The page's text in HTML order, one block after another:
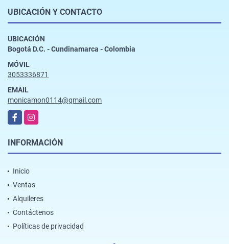
UBICACIÓN Y CONTACTO
UBICACIÓN
Bogotá D.C. - Cundinamarca - Colombia
MÓVIL
3053336871
EMAIL
monicamon0114@gmail.com
FacebookInstagram
INFORMACIÓN
Inicio
Ventas
Alquileres
Contáctenos
Políticas de privacidad